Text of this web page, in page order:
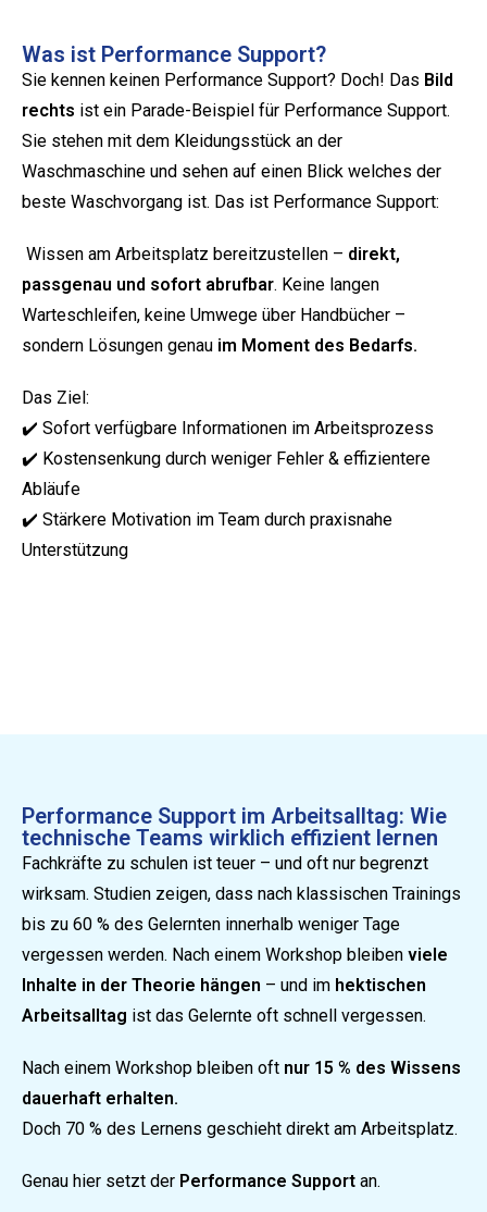
Was ist Performance Support?
Sie kennen keinen Performance Support? Doch! Das Bild
rechts ist ein Parade-Beispiel für Performance Support.
Sie stehen mit dem Kleidungsstück an der
Waschmaschine und sehen auf einen Blick welches der
beste Waschvorgang ist. Das ist Performance Support:
Wissen am Arbeitsplatz bereitzustellen – direkt,
passgenau und sofort abrufbar. Keine langen
Warteschleifen, keine Umwege über Handbücher –
sondern Lösungen genau im Moment des Bedarfs.
Das Ziel:
✔️ Sofort verfügbare Informationen im Arbeitsprozess
✔️ Kostensenkung durch weniger Fehler & effizientere
Abläufe
✔️ Stärkere Motivation im Team durch praxisnahe
Unterstützung
Performance Support im Arbeitsalltag: Wie
technische Teams wirklich effizient lernen
Fachkräfte zu schulen ist teuer – und oft nur begrenzt
wirksam. Studien zeigen, dass nach klassischen Trainings
bis zu 60 % des Gelernten innerhalb weniger Tage
vergessen werden. Nach einem Workshop bleiben viele
Inhalte in der Theorie hängen – und im hektischen
Arbeitsalltag ist das Gelernte oft schnell vergessen.
Nach einem Workshop bleiben oft nur 15 % des Wissens
dauerhaft erhalten.
Doch 70 % des Lernens geschieht direkt am Arbeitsplatz.
Genau hier setzt der Performance Support an.